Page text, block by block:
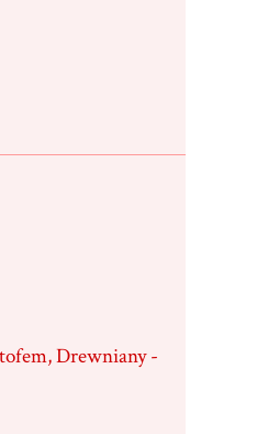
Drewniany -